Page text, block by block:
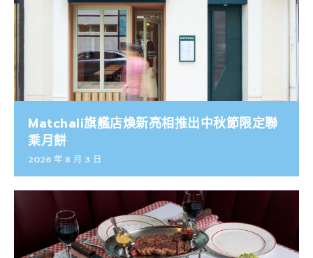
Matchali旗艦店煥新亮相推出中秋節限定聯
乘月餅
2026 年 8 月 3 日